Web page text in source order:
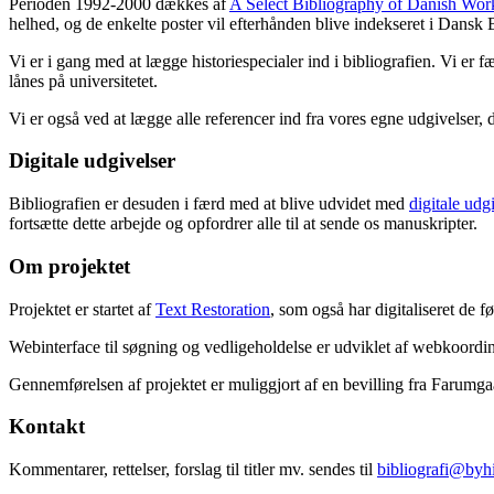
helhed, og de enkelte poster vil efterhånden blive indekseret i
Vi er i gang med at lægge historiespecialer ind i bibliografien. Vi er
lånes på universitetet.
Vi er også ved at lægge alle referencer ind fra vores egne
Digitale udgivelser
Bibliografien er desuden i færd med at blive udvidet med digitale
fortsætte dette arbejde og opfordrer alle til at sende os manuskripter.
Om projektet
Projektet er startet afText Restoration, som også har digitaliseret de
Webinterface til søgning og vedligeholdelse er udviklet af
Gennemførelsen af projektet er muliggjort af en bevilling fra
Kontakt
Kommentarer, rettelser, forslag til titler mv. sendes til